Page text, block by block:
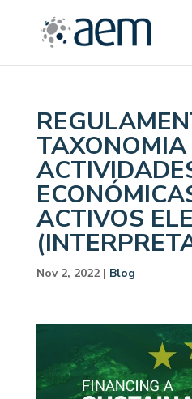
TAXONOMIA
ACTIVOS
Nov 2, 2022| Blog